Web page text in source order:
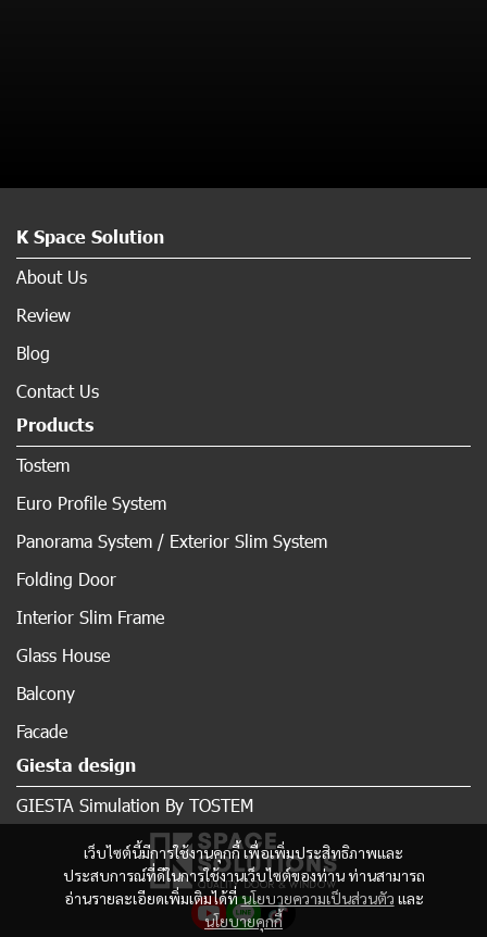
เว็บไซต์นี้มีการใช้งานคุกกี้ เพื่อเพิ่มประสิทธิภาพและ
ประสบการณ์ที่ดีในการใช้งานเว็บไซต์ของท่าน ท่านสามารถ
อ่านรายละเอียดเพิ่มเติมได้ที่นโยบายความเป็นส่วนตัว และ
นโยบายคุกกี้
K Space Solution
About Us
Review
Blog
Contact Us
Products
Tostem
Euro Profile System
Panorama System / Exterior Slim System
Folding Door
Interior Slim Frame
Glass House
Balcony
Facade
Giesta design
GIESTA Simulation By TOSTEM